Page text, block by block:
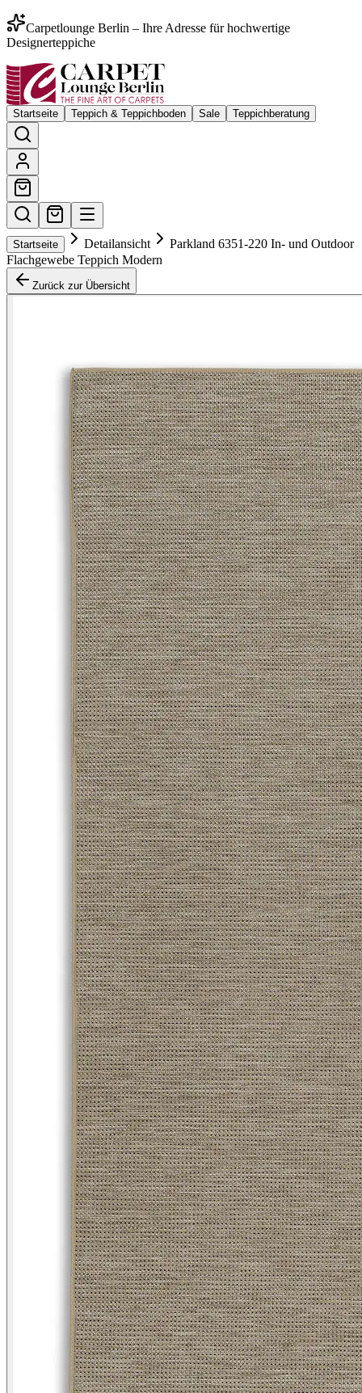
Carpetlounge Berlin – Ihre Adresse für hochwertige
Designerteppiche
Startseite Teppich & Teppichboden Sale Teppichberatung
Startseite Detailansicht
Parkland 6351-220 In- und Outdoor
Flachgewebe Teppich Modern
Zurück zur Übersicht